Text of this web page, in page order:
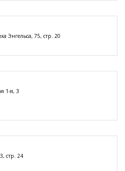
Энгельса, 75, стр. 20
1-я, 3
стр. 24